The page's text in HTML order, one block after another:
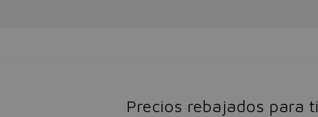
Precios rebajados para ti